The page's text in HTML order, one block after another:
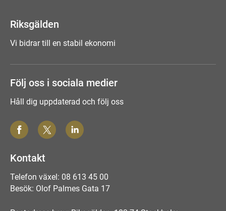
Riksgälden
Vi bidrar till en stabil ekonomi
Följ oss i sociala medier
Håll dig uppdaterad och följ oss
Kontakt
Telefon växel: 08 613 45 00
Besök: Olof Palmes Gata 17